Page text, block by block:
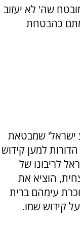
שה' לא יעזוב
כהבטחת
ישראל' שמבטאת
למען קידוש
לריבונו של
הוציא את
עימהם ברית
קידוש שמו.